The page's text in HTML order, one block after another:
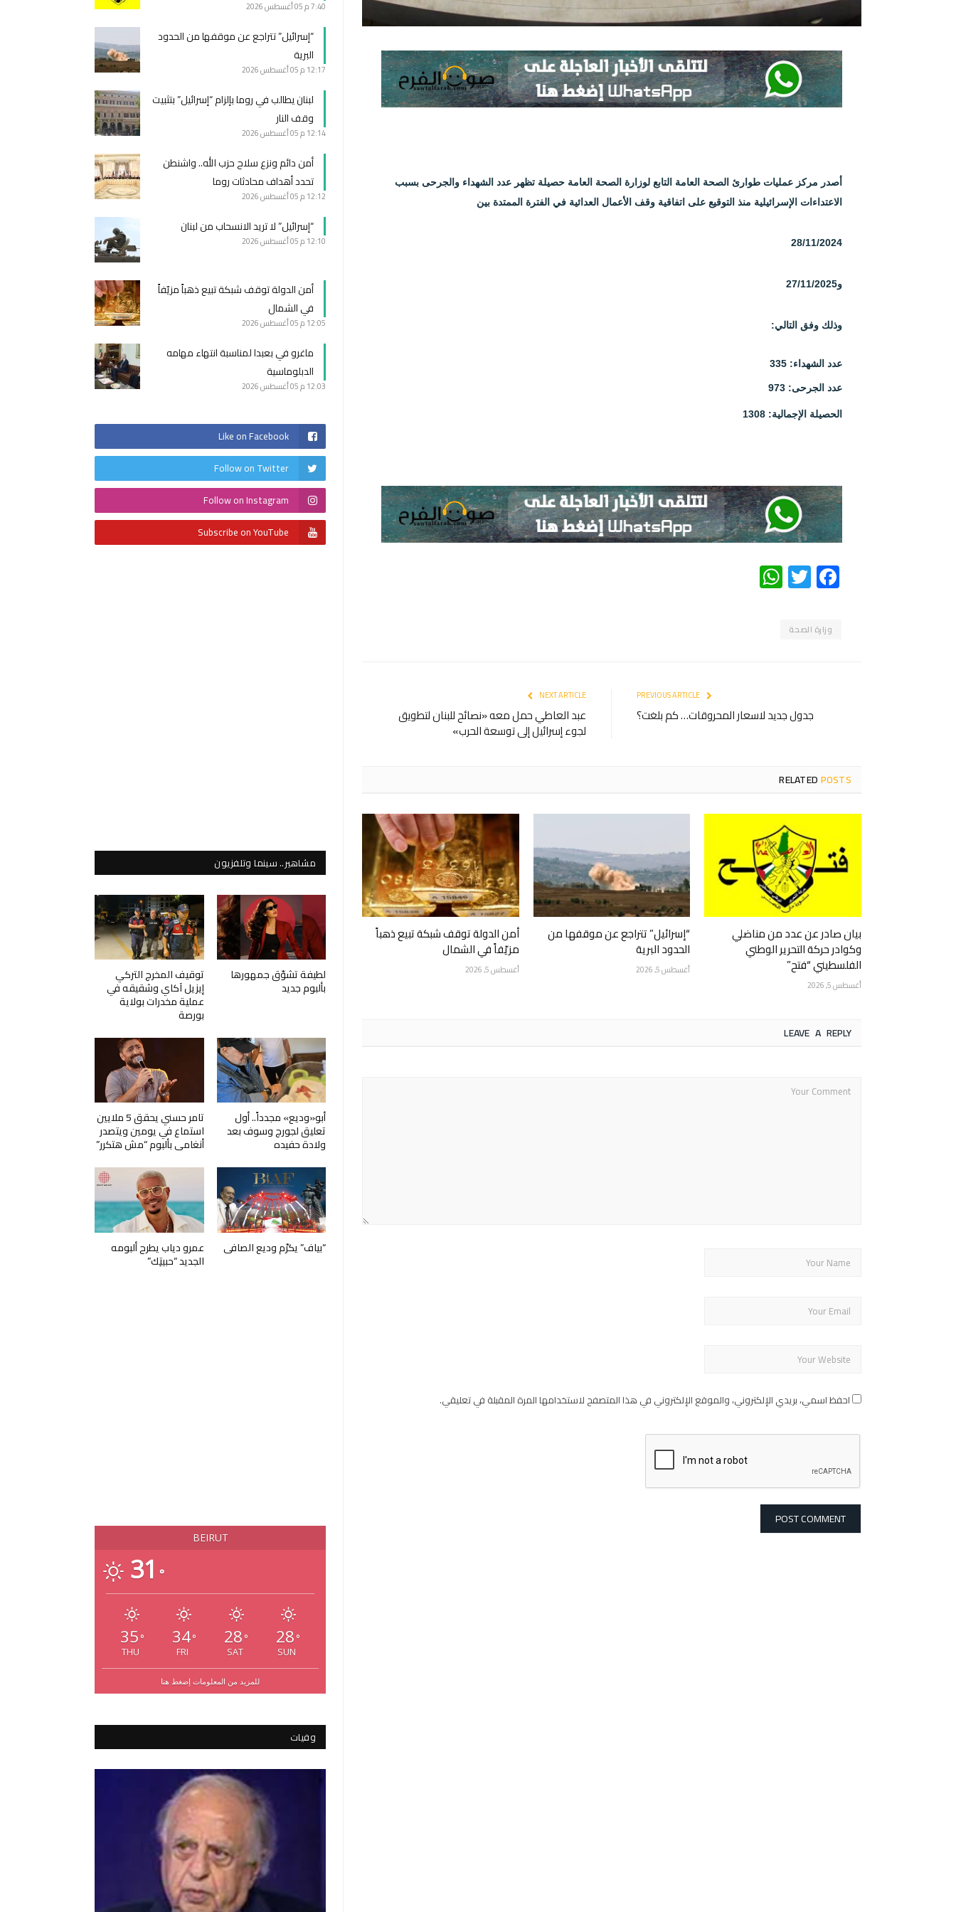
أصدر مركز عمليات طوارئ الصحة العامة التابع لوزارة الصحة العامة حصيلة تظهر عدد الشهداء والجرحى بسبب
الاعتداءات الإسرائيلية منذ التوقيع على اتفاقية وقف الأعمال العدائية في الفترة الممتدة بين
28/11/2024
و27/11/2025
وذلك وفق التالي:
عدد الشهداء: 335
عدد الجرحى: 973
الحصيلة الإجمالية: 1308
Facebook
Twitter
وزارة الصحة
جدول جديد لاسعار المحروقات… كم بلغت؟
NEXT ARTICLE
عبد العاطي حمل معه «نصائح للبنان لتطويق
لجوء إسرائيل إلى توسعة الحرب»
RELATEDPOSTS
بيان صادر عن عدد من مناضلي
وكوادر حركة التحرير الوطني
الفلسطيني “فتح”
أغسطس 5, 2026
“إسرائيل” تتراجع عن موقفها من
الحدود البرية
أغسطس 5, 2026
أمن الدولة توقف شبكة تبيع ذهباً
مزيّفاً في الشمال
أغسطس 5, 2026
LEAVE A REPLY
احفظ اسمي، بريدي الإلكتروني، والموقع الإلكتروني في هذا المتصفح لاستخدامها المرة المقبلة في تعليقي.
7:40 م 05 أغسطس 2026
“إسرائيل” تتراجع عن موقفها من الحدود
البرية
12:17 م 05 أغسطس 2026
لبنان يطالب في روما بإلزام “إسرائيل” بتثبيت
وقف النار
12:14 م 05 أغسطس 2026
أمن دائم ونزع سلاح حزب الله.. واشنطن
تحدد أهداف محادثات روما
12:12 م 05 أغسطس 2026
“إسرائيل” لا تريد الانسحاب من لبنان
12:10 م 05 أغسطس 2026
أمن الدولة توقف شبكة تبيع ذهباً مزيّفاً
في الشمال
12:05 م 05 أغسطس 2026
ماغرو في بعبدا لمناسبة انتهاء مهامه
الدبلوماسية
12:03 م 05 أغسطس 2026
Like on Facebook
Follow on Twitter
Follow on Instagram
Subscribe on YouTube
مشاهير.. سينما وتلفزيون
لطيفة تشوّق جمهورها
بألبوم جديد
توقيف المخرج التركي
إيزيل آكاي وشقيقه في
عملية مخدرات بولاية
بورصة
أبو«وديع» مجدداً.. أول
تعليق لجورج وسوف بعد
ولادة حفيده
تامر حسني يحقق 5 ملايين
استماع في يومين ويتصدر
أنغامي بألبوم “مش هتكرر”
“بياف” يكرّم وديع الصافي عمرو دياب يطرح ألبومه
الجديد “حبيتِك”
BEIRUT
31 °
35 °
THU
34°
FRI
28 °
SAT
28 °
SUN
للمزيد من المعلومات إضغط هنا
وفيات